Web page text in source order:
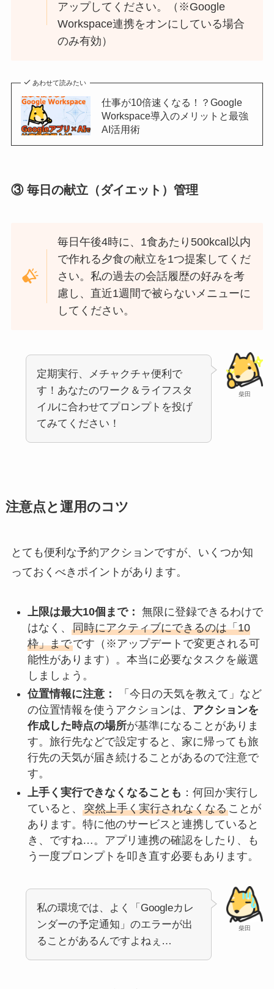
アップしてください。（※Google
Workspace連携をオンにしている場合
のみ有効）
あわせて読みたい
仕事が10倍速くなる！？Google
Workspace導入のメリットと最強
AI活用術
③ 毎日の献立（ダイエット）管理
毎日午後4時に、1食あたり500kcal以内
で作れる夕食の献立を1つ提案してくだ
さい。私の過去の会話履歴の好みを考
慮し、直近1週間で被らないメニューに
してください。
柴田
定期実行、メチャクチャ便利で
す！あなたのワーク＆ライフスタ
イルに合わせてプロンプトを投げ
てみてください！
注意点と運用のコツ
とても便利な予約アクションですが、いくつか知
っておくべきポイントがあります。
上限は最大10個まで： 無限に登録できるわけで
はなく、 同時にアクティブにできるのは「10
枠」までです（※アップデートで変更される可
能性があります）。本当に必要なタスクを厳選
しましょう。
位置情報に注意：
「今日の天気を教えて」など
の位置情報を使うアクションは、 アクションを
作成した時点の場所が基準になることがありま
す。旅行先などで設定すると、家に帰っても旅
行先の天気が届き続けることがあるので注意で
す。
上手く実行できなくなることも ：何回か実行し
ていると、 突然上手く実行されなくなることが
あります。特に他のサービスと連携していると
き、ですね…。アプリ連携の確認をしたり、も
う一度プロンプトを叩き直す必要もあります。
柴田
私の環境では、よく「Googleカレ
ンダーの予定通知」のエラーが出
ることがあるんですよねぇ…